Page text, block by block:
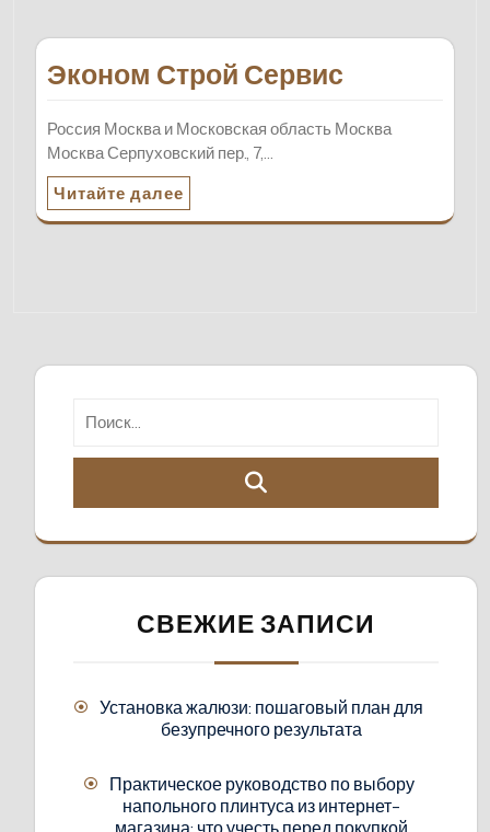
Эконом Строй Сервис
Россия Москва и Московская область Москва
Москва Серпуховский пер., 7,…
Читайте далее
СВЕЖИЕ ЗАПИСИ
Установка жалюзи: пошаговый план для
безупречного результата
Практическое руководство по выбору
напольного плинтуса из интернет-
магазина: что учесть перед покупкой